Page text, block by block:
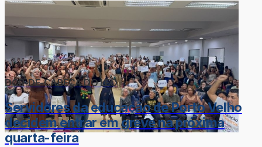
DOR-DE-CABEÇA DO LÉO
Servidores da educação de Porto Velho
decidem entrar em greve na próxima
quarta-feira